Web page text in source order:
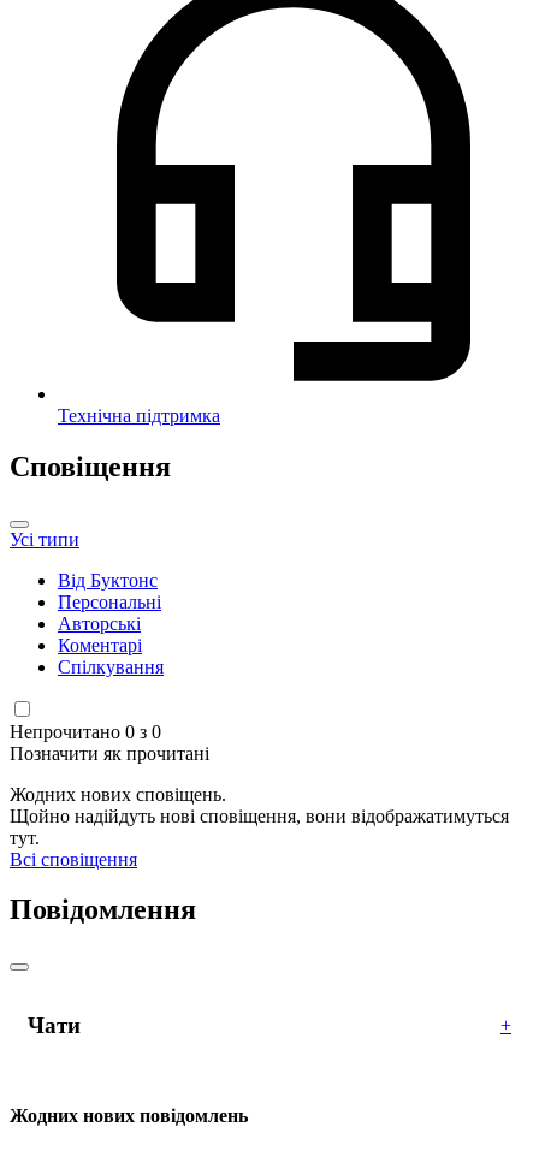
Технічна підтримка
Сповіщення
Усі типи
Від Буктонс
Персональні
Авторські
Коментарі
Спілкування
Непрочитано 0 з 0
Позначити як прочитані
Жодних нових сповіщень.
Щойно надійдуть нові сповіщення, вони відображатимуться
тут.
Всі сповіщення
Повідомлення
Чати +
Жодних нових повідомлень